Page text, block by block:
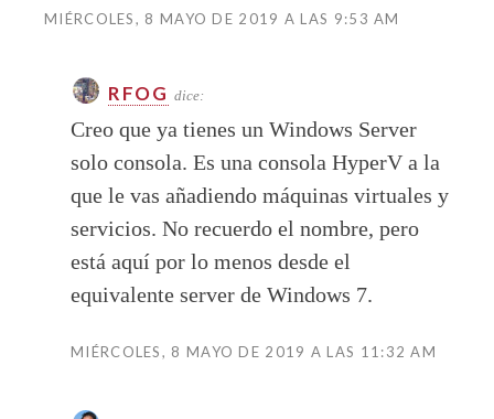
MIÉRCOLES, 8 MAYO DE 2019 A LAS 9:53 AM
RFOG dice:
Creo que ya tienes un Windows Server
solo consola. Es una consola HyperV a la
que le vas añadiendo máquinas virtuales y
servicios. No recuerdo el nombre, pero
está aquí por lo menos desde el
equivalente server de Windows 7.
MIÉRCOLES, 8 MAYO DE 2019 A LAS 11:32 AM